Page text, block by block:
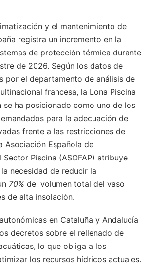
y el mantenimiento de
registra un incremento en la
de protección térmica durante
de 2026. Según los datos de
por el departamento de análisis de
francesa, la Lona Piscina
se ha posicionado como uno de los
para la adecuación de
frente a las restricciones de
Asociación Española de
Sector Piscina (ASOFAP) atribuye
necesidad de reducir la
70% del volumen total del vaso
de alta insolación.
en Cataluña y Andalucía
decretos sobre el rellenado de
lo que obliga a los
los recursos hídricos actuales.